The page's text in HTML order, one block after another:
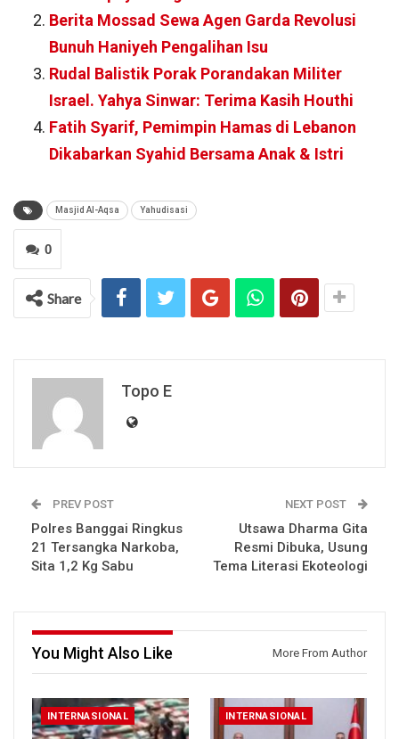
Berita Mossad Sewa Agen Garda Revolusi
Bunuh Haniyeh Pengalihan Isu
Rudal Balistik Porak Porandakan Militer
Israel. Yahya Sinwar: Terima Kasih Houthi
Fatih Syarif, Pemimpin Hamas di Lebanon
Dikabarkan Syahid Bersama Anak & Istri
Masjid Al-Aqsa Yahudisasi
0
Share
Topo E
PREV POST
Polres Banggai Ringkus
21 Tersangka Narkoba,
Sita 1,2 Kg Sabu
NEXT POST
Utsawa Dharma Gita
Resmi Dibuka, Usung
Tema Literasi Ekoteologi
You Might Also Like More From Author
INTERNASIONAL INTERNASIONAL